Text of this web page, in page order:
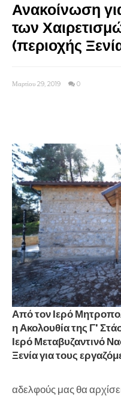
Ανακοίνωση
των
(περιοχής
Μαρτίου 29, 2019 0
Από τον Ιερό
η Ακολουθία της Γ'
Ιερό Μεταβυζαντινό
Ξενία για τους
αδελφούς μας θα